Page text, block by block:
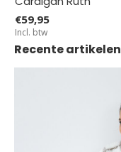
€59,95
Incl. btw
Recente artikelen